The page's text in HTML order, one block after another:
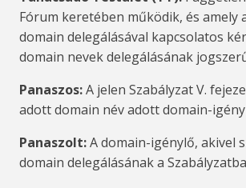
Fórum keretében működik, és
domain delegálásával kapcsolatos
domain nevek delegálásának
Panaszos: A jelen Szabályzat V.
adott domain név adott domain-
Panaszolt: A domain-igénylő, akivel
domain delegálásának a